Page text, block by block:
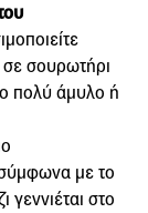
σε σουρωτήρι
πολύ άμυλο ή
με το
γεννιέται στο